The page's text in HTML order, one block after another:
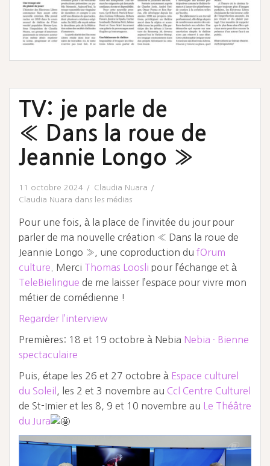
TV: je parle de
« Dans la roue de
Jeannie Longo »
11 octobre 2024
Claudia Nuara
Claudia Nuara dans les médias
Pour une fois, à la place de l’invitée du jour pour
parler de ma nouvelle création « Dans la roue de
Jeannie Longo », une coproduction du fOrum
culture . Merci Thomas Loosli pour l’échange et à
TeleBielingue de me laisser l’espace pour vivre mon
métier de comédienne !
Regarder l’interview
Premières: 18 et 19 octobre à Nebia Nebia · Bienne
spectaculaire
Puis, étape les 26 et 27 octobre à Espace culturel
du Soleil
, les 2 et 3 novembre au Ccl Centre Culturel
de St-Imier et les 8, 9 et 10 novembre au
Le Théâtre
du Jura